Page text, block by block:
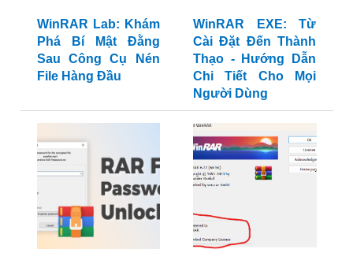
WinRAR Lab: Khám
Phá Bí Mật Đằng
Sau Công Cụ Nén
File Hàng Đầu
WinRAR EXE: Từ
Cài Đặt Đến Thành
Thạo - Hướng Dẫn
Chi Tiết Cho Mọi
Người Dùng